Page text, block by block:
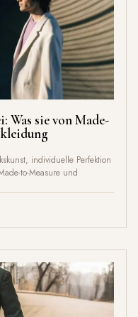
Was sie von Made-
individuelle Perfektion
to-Measure und